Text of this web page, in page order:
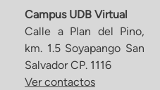
Campus UDB Virtual
Calle a Plan del Pino,
km. 1.5 Soyapango San
Salvador CP. 1116
Ver contactos